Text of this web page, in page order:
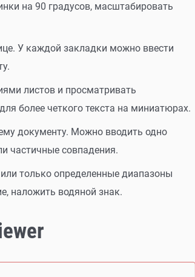
на 90 градусов, масштабировать
У каждой закладки можно ввести
листов и просматривать
более четкого текста на миниатюрах.
документу. Можно вводить одно
частичные совпадения.
только определенные диапазоны
наложить водяной знак.